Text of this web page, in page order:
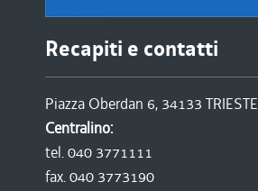
Recapiti e contatti
Piazza Oberdan 6, 34133 TRIESTE
Centralino:
tel. 040 3771111
fax. 040 3773190